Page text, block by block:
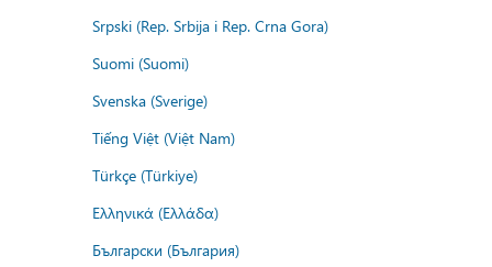
Srpski (Rep. Srbija i Rep. Crna Gora)
Suomi (Suomi)
Svenska (Sverige)
Tiếng Việt (Việt Nam)
Türkçe (Türkiye)
Ελληνικά (Ελλάδα)
Български (България)